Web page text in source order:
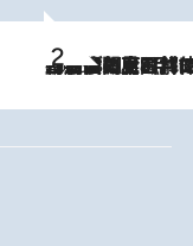
2026.8.8
「最後に見られてよかった」上野動物園の東園パンダ舎が解体前に特別公開。8月16日まで延長されたパネル展と共に辿る“半世紀”のパンダ飼育《解体工事の図面あり》